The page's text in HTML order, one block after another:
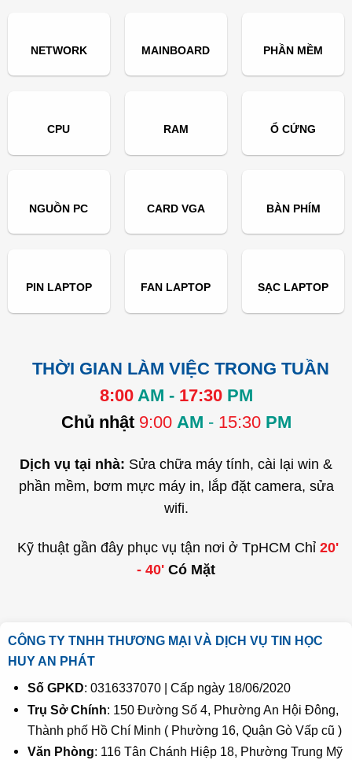
NETWORK MAINBOARD PHẦN MỀM
CPU RAM Ổ CỨNG
NGUỒN PC CARD VGA BÀN PHÍM
PIN LAPTOP FAN LAPTOP SẠC LAPTOP
THỜI GIAN LÀM VIỆC TRONG TUẦN
8:00AM - 17:30PM
Chủ nhật 9:00 AM - 15:30 PM
Dịch vụ tại nhà: Sửa chữa máy tính, cài lại win &
phần mềm, bơm mực máy in, lắp đặt camera, sửa
wifi.
Kỹ thuật gần đây phục vụ tận nơi ở TpHCM Chỉ 20'
- 40' Có Mặt
CÔNG TY TNHH THƯƠNG MẠI VÀ DỊCH VỤ TIN HỌC
HUY AN PHÁT
Số GPKD: 0316337070 | Cấp ngày 18/06/2020
Trụ Sở Chính: 150 Đường Số 4, Phường An Hội Đông,
Thành phố Hồ Chí Minh ( Phường 16, Quận Gò Vấp cũ )
Văn Phòng: 116 Tân Chánh Hiệp 18, Phường Trung Mỹ